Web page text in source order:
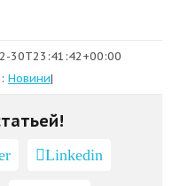
30T23:41:42+00:00
Новини|
Linkedin